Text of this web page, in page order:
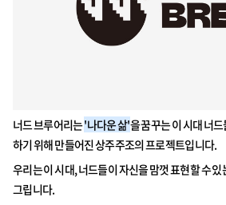
너드 브루어리는'나다운 삶'을 꿈꾸는 이 시대 너
하기 위해 만들어진 상주주조의 프로젝트입니다.
우리는 이 시대, 너드들이 자신을 맘껏 표현할 수
그립니다.